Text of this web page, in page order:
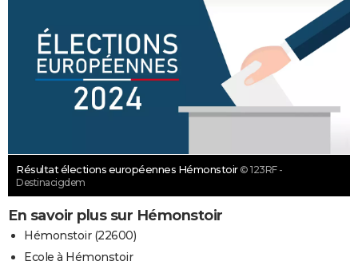
Résultat élections européennes Hémonstoir © 123RF -
Destinacigdem
En savoir plus sur Hémonstoir
Hémonstoir (22600)
Ecole à Hémonstoir